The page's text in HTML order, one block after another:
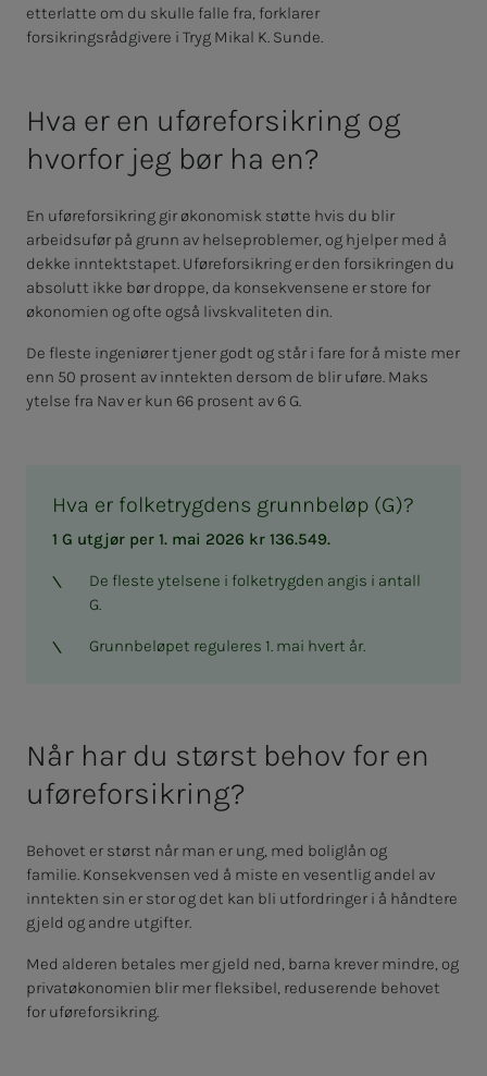
etterlatte om du skulle falle fra, forklarer
forsikringsrådgivere i Tryg Mikal K. Sunde.
Hva er en uføreforsikring og
hvorfor jeg bør ha en?
En uføreforsikring gir økonomisk støtte hvis du blir
arbeidsufør på grunn av helseproblemer, og hjelper med å
dekke inntektstapet. Uføreforsikring er den forsikringen du
absolutt ikke bør droppe, da konsekvensene er store for
økonomien og ofte også livskvaliteten din.
De fleste ingeniører tjener godt og står i fare for å miste mer
enn 50 prosent av inntekten dersom de blir uføre. Maks
ytelse fra Nav er kun 66 prosent av 6 G.
Hva er folketrygdens grunnbeløp (G)?
1 G utgjør per 1. mai 2026 kr 136.549.
De fleste ytelsene i folketrygden angis i antall
G.
Grunnbeløpet reguleres 1. mai hvert år.
Når har du størst behov for en
uføreforsikring?
Behovet er størst når man er ung, med boliglån og
familie. Konsekvensen ved å miste en vesentlig andel av
inntekten sin er stor og det kan bli utfordringer i å håndtere
gjeld og andre utgifter.
Med alderen betales mer gjeld ned, barna krever mindre, og
privatøkonomien blir mer fleksibel, reduserende behovet
for uføreforsikring.